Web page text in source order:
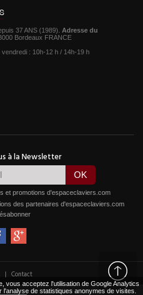
37 ANS (1989). Adresse du
Bordeaux FRANCE
vendredi : 10h-12 h / 14h-19 h
et promotions d'espaceclaviers.com
des partenaires d'espaceclaviers.com
| Contact
vous acceptez l'utilisation de Google Analytics
de statistiques anonymes de visites.